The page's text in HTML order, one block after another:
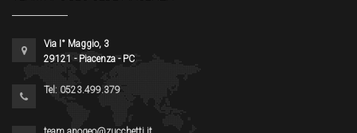
Via I° Maggio, 3
29121 - Piacenza - PC
Tel: 0523.499.379